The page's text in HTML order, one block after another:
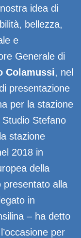
idea di
bellezza,
e
Generale di
Colamussi, nel
presentazione
per la stazione
Stefano
stazione
2018 in
della
presentato alla
in
– ha detto
per